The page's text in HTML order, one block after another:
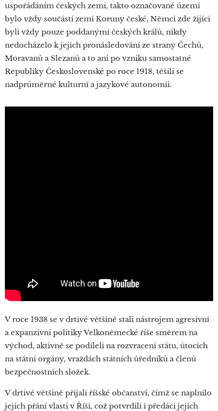
uspořádáním českých zemí, takto označované území
bylo vždy součástí zemí Koruny české, Němci zde žijící
byli vždy pouze poddanými českých králů, nikdy
nedocházelo k jejich pronásledování ze strany Čechů,
Moravanů a Slezanů a to ani po vzniku samostatné
Republiky Československé po roce 1918, těšili se
nadprůměrné kulturní a jazykové autonomii.
V roce 1938 se v drtivé většině stali nástrojem agresivní
a expanzivní politiky Velkoněmecké říše směrem na
východ, aktivně se podíleli na rozvracení státu, útocích
na státní orgány, vraždách státních úředníků a členů
bezpečnostních složek.
V drtivé většině přijali říšské občanství, čímž se naplnilo
jejich přání vlasti v Říši, což potvrdili i předáci jejich